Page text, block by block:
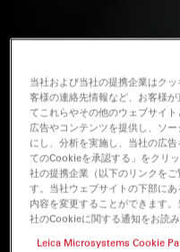
当社および当社の提携企業はク
客様の連絡先情報など、お客様
てこれらやその他のウェブサイ
広告やコンテンツを提供し、ソ
にし、分析を実施し、当社の広
てのCookieを承認する」をクリ
社の提携企業（以下のリンクを
す。当社ウェブサイトの下部に
内容を変更することができます
社のCookieに関する通知をお読
Leica Microsystems Cookie